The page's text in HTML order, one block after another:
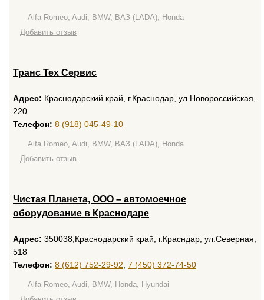
Alfa Romeo, Audi, BMW, ВАЗ (LADA), Honda
Добавить отзыв
Транс Тех Сервис
Адрес: Краснодарский край, г.Краснодар, ул.Новороссийская,
220
Телефон: 8 (918) 045-49-10
Alfa Romeo, Audi, BMW, ВАЗ (LADA), Honda
Добавить отзыв
Чистая Планета, ООО – автомоечное
оборудование в Краснодаре
Адрес: 350038,Краснодарский край, г.Красндар, ул.Северная,
518
Телефон: 8 (612) 752-29-92 7 (450) 372-74-50
Alfa Romeo, Audi, BMW, Honda, Hyundai